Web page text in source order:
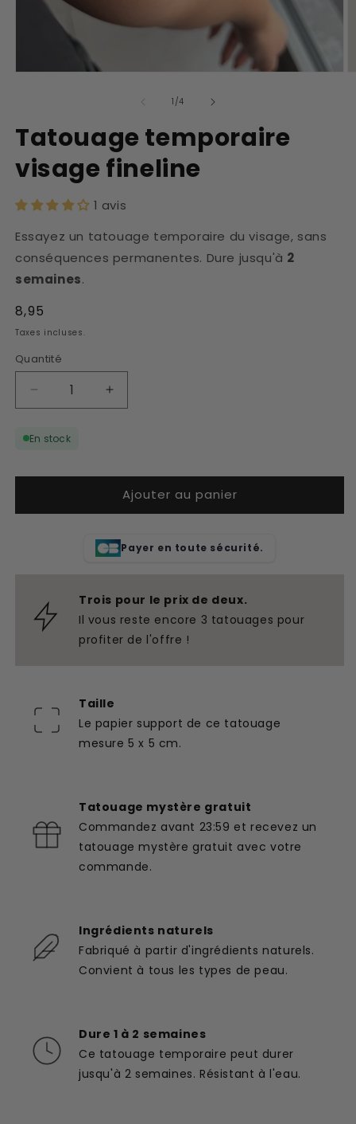
une
fenêtre
modale
1 /de
4
Tatouage temporaire
visage fineline
1 avis
Essayez un tatouage temporaire du visage, sans
conséquences permanentes. Dure jusqu'à 2
semaines.
Prix
habituel
8,95
Taxes incluses.
Quantité
Réduire
la
de
temporaire
fineline
Augmenter
la
temporaire
visage
fineline
En stock
Ajouter au panier
Payer en toute sécurité.
Trois pour le prix de deux.
Il vous reste encore 3 tatouages pour
profiter de l'offre !
Taille
Le papier support de ce tatouage
mesure 5 x 5 cm.
Tatouage mystère gratuit
Commandez avant 23:59 et recevez un
tatouage mystère gratuit avec votre
commande.
Ingrédients naturels
Fabriqué à partir d'ingrédients naturels.
Convient à tous les types de peau.
Dure 1 à 2 semaines
Ce tatouage temporaire peut durer
jusqu'à 2 semaines. Résistant à l'eau.